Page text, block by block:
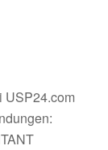
USP24.com